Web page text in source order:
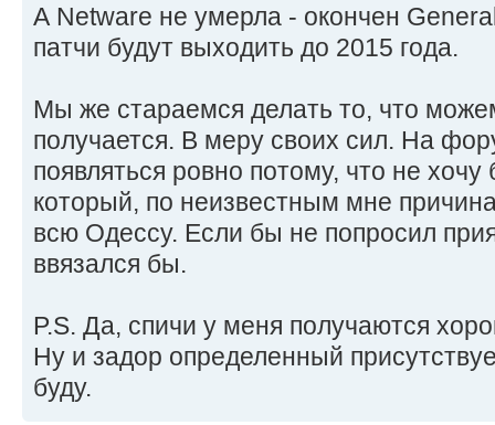
А Netware не умерла - окончен
патчи будут выходить до 2015 года.
Мы же стараемся делать то, что
получается. В меру своих сил. На
появляться ровно потому, что не
который, по неизвестным мне
всю Одессу. Если бы не попросил
ввязался бы.
P.S. Да, спичи у меня получаются
Ну и задор определенный
буду.